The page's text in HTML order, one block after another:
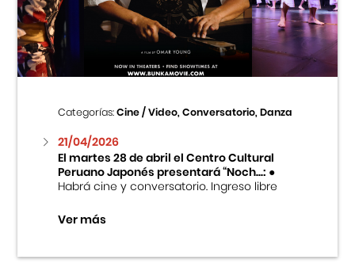
Centro Cultural Peruano Japonés
Cursos
Museo de la Inmigración Japonesa
Fondo Editorial
Teatro Peruano Japonés
Categorías:Cine / Video, Conversatorio, Danza
21/04/2026
El martes 28 de abril el Centro Cultural
Peruano Japonés presentará “Noch...:●
Habrá cine y conversatorio. Ingreso libre
Ver más